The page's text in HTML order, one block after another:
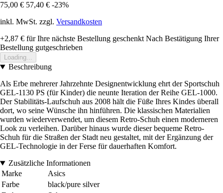
75,00 € 57,40 € -23%
inkl. MwSt. zzgl. Versandkosten
+2,87 € für Ihre nächste Bestellung geschenkt Nach Bestätigung Ihrer
Bestellung gutgeschrieben
Loading...
Beschreibung
Als Erbe mehrerer Jahrzehnte Designentwicklung ehrt der Sportschuh
GEL-1130 PS (für Kinder) die neunte Iteration der Reihe GEL-1000.
Der Stabilitäts-Laufschuh aus 2008 hält die Füße Ihres Kindes überall
dort, wo seine Wünsche ihn hinführen. Die klassischen Materialien
wurden wiederverwendet, um diesem Retro-Schuh einen moderneren
Look zu verleihen. Darüber hinaus wurde dieser bequeme Retro-
Schuh für die Straßen der Stadt neu gestaltet, mit der Ergänzung der
GEL-Technologie in der Ferse für dauerhaften Komfort.
Zusätzliche Informationen
Marke
Asics
Farbe
black/pure silver